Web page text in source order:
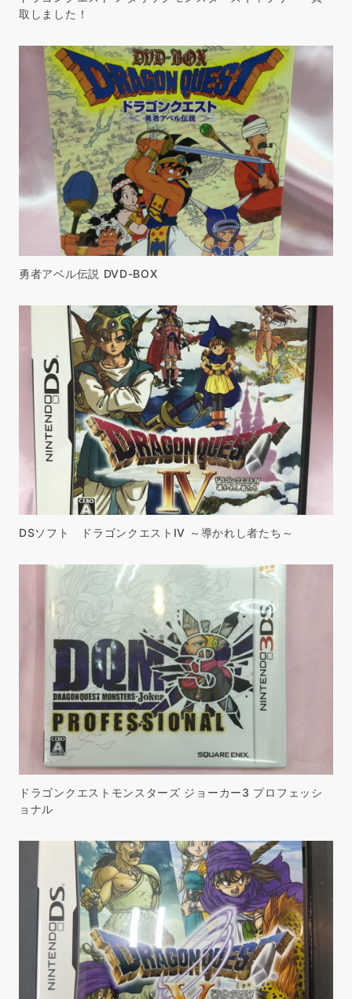
取しました！
勇者アベル伝説 DVD-BOX
DSソフト ドラゴンクエストIV ～導かれし者たち～
ドラゴンクエストモンスターズ ジョーカー3 プロフェッシ
ョナル